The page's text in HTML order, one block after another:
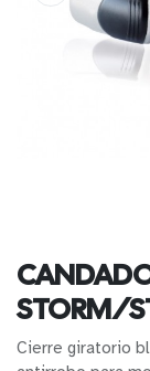
STORM/
Cierre giratorio